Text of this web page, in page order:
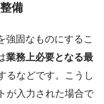
備
強固なものにするこ
業務上必要となる最
るなどです。こうし
が入力された場合で